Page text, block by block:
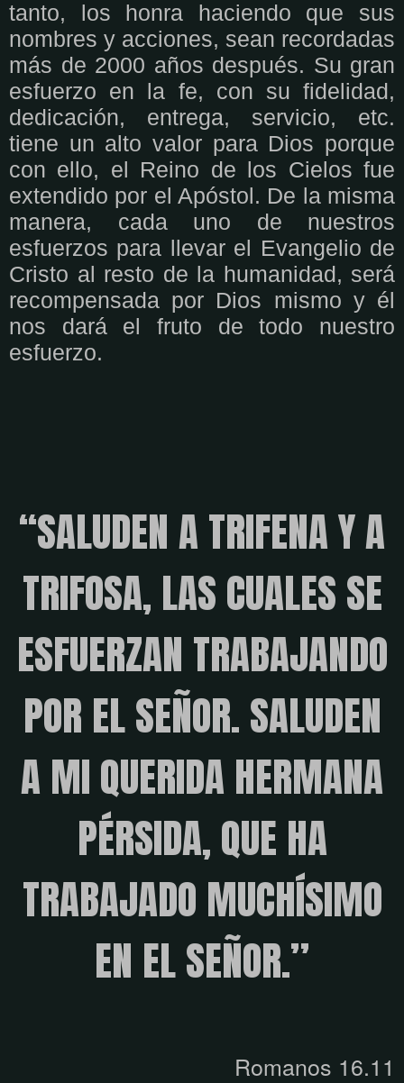
tanto, los honra haciendo que sus
nombres y acciones, sean recordadas
más de 2000 años después. Su gran
esfuerzo en la fe, con su fidelidad,
dedicación, entrega, servicio, etc.
tiene un alto valor para Dios porque
con ello, el Reino de los Cielos fue
extendido por el Apóstol. De la misma
manera, cada uno de nuestros
esfuerzos para llevar el Evangelio de
Cristo al resto de la humanidad, será
recompensada por Dios mismo y él
nos dará el fruto de todo nuestro
esfuerzo.
“SALUDEN A TRIFENA Y A
TRIFOSA, LAS CUALES SE
ESFUERZAN TRABAJANDO
POR EL SEÑOR. SALUDEN
A MI QUERIDA HERMANA
PÉRSIDA, QUE HA
TRABAJADO MUCHÍSIMO
EN EL SEÑOR.”
Romanos 16.11